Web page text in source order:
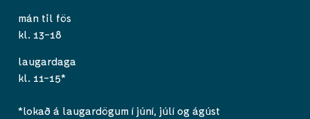
mán til fös
kl. 13-18
laugardaga
kl. 11-15*
*lokað á laugardögum í júní, júlí og ágúst